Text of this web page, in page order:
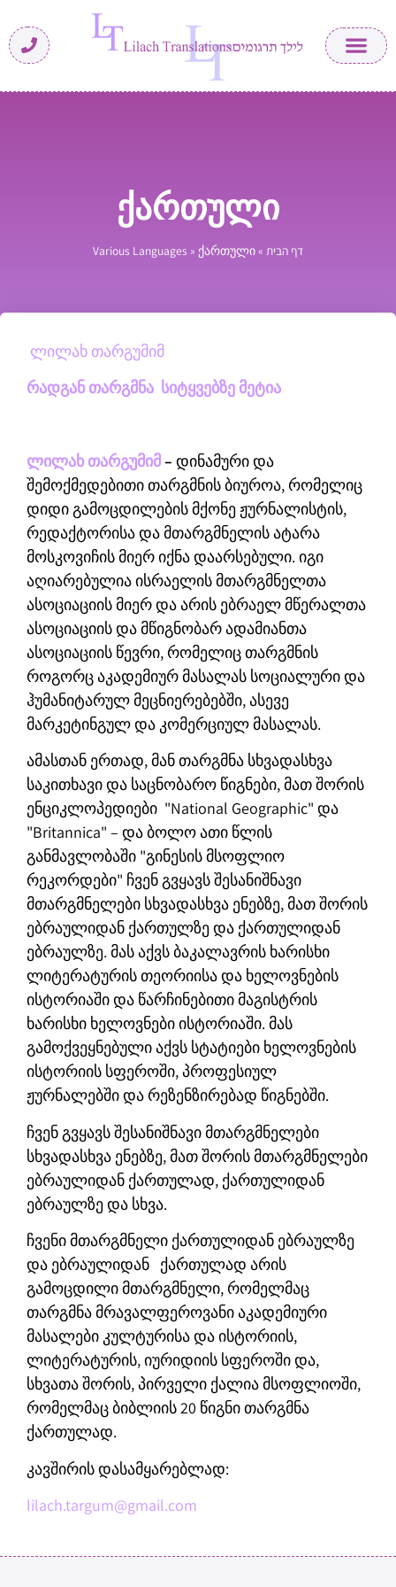
ქართული
דף הבית »
Various Languages » ქართული
ლილახ თარგუმიმ
რადგან თარგმნა სიტყვებზე მეტია
ლილახ თარგუმიმ– დინამური და
შემოქმედებითი თარგმნის ბიუროა, რომელიც
დიდი გამოცდილების მქონე ჟურნალისტის,
რედაქტორისა და მთარგმნელის ატარა
მოსკოვიჩის მიერ იქნა დაარსებული. იგი
აღიარებულია ისრაელის მთარგმნელთა
ასოციაციის მიერ და არის ებრაელ მწერალთა
ასოციაციის და მწიგნობარ ადამიანთა
ასოციაციის წევრი, რომელიც თარგმნის
როგორც აკადემიურ მასალას სოციალური და
ჰუმანიტარულ მეცნიერებებში, ასევე
მარკეტინგულ და კომერციულ მასალას.
ამასთან ერთად, მან თარგმნა სხვადასხვა
საკითხავი და საცნობარო წიგნები, მათ შორის
ენციკლოპედიები "National Geographic" და
"Britannica" – და ბოლო ათი წლის
განმავლობაში "გინესის მსოფლიო
რეკორდები" ჩვენ გვყავს შესანიშნავი
მთარგმნელები სხვადასხვა ენებზე, მათ შორის
ებრაულიდან ქართულზე და ქართულიდან
ებრაულზე. მას აქვს ბაკალავრის ხარისხი
ლიტერატურის თეორიისა და ხელოვნების
ისტორიაში და წარჩინებითი მაგისტრის
ხარისხი ხელოვნები ისტორიაში. მას
გამოქვეყნებული აქვს სტატიები ხელოვნების
ისტორიის სფეროში, პროფესიულ
ჟურნალებში და რეზენზირებად წიგნებში.
ჩვენ გვყავს შესანიშნავი მთარგმნელები
სხვადასხვა ენებზე, მათ შორის მთარგმნელები
ებრაულიდან ქართულად, ქართულიდან
ებრაულზე და სხვა.
ჩვენი მთარგმნელი ქართულიდან ებრაულზე
და ებრაულიდან ქართულად არის
გამოცდილი მთარგმნელი, რომელმაც
თარგმნა მრავალფეროვანი აკადემიური
მასალები კულტურისა და ისტორიის,
ლიტერატურის, იურიდიის სფეროში და,
სხვათა შორის, პირველი ქალია მსოფლიოში,
რომელმაც ბიბლიის 20 წიგნი თარგმნა
ქართულად.
კავშირის დასამყარებლად:
lilach.targum@gmail.com